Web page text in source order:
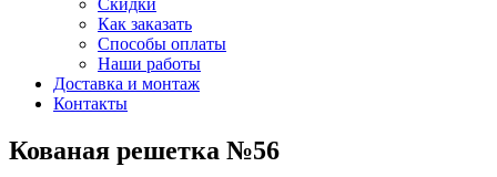
Скидки
Как заказать
Способы оплаты
Наши работы
Доставка и монтаж
Контакты
Кованая решетка №56